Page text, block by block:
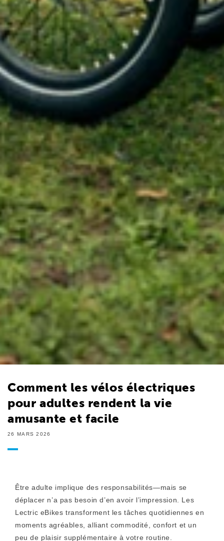
Comment les vélos électriques
pour adultes rendent la vie
amusante et facile
26 MARS 2026
Être adulte implique des responsabilités—mais se
déplacer n’a pas besoin d’en avoir l’impression. Les
Lectric eBikes transforment les tâches quotidiennes en
moments agréables, alliant commodité, confort et un
peu de plaisir supplémentaire à votre routine.